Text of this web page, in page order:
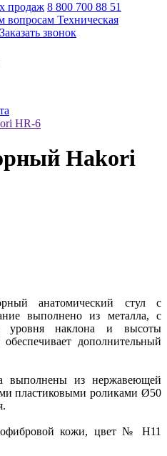
продаж 8 800 700 88 51
вопросам Техническая
Заказать звонок
HR-6
Hakori
анатомический стул с
выполнено из металла, с
уровня наклона и высоты
дополнительный
выполнены из нержавеющей
пластиковыми роликами Ø50
кожи, цвет № H11